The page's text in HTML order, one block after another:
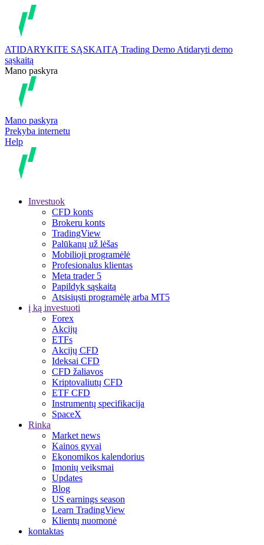
ATIDARYKITE SĄSKAITĄ Trading Demo Atidaryti demo
sąskaitą
Mano paskyra
Mano paskyra
Prekyba internetu
Help
Investuok
CFD konts
Brokeru konts
TradingView
Palūkanų už lėšas
Mobilioji programėlė
Profesionalus klientas
Meta trader 5
Papildyk sąskaitą
Atsisiųsti programėlę arba MT5
į ką investuoti
Forex
Akcijų
ETFs
Akcijų CFD
Ideksai CFD
CFD žaliavos
Kriptovaliutų CFD
ETF CFD
Instrumentų specifikacija
SpaceX
Rinka
Market news
Kainos gyvai
Ekonomikos kalendorius
Įmonių veiksmai
Updates
Blog
US earnings season
Learn TradingView
Klientų nuomonė
kontaktas